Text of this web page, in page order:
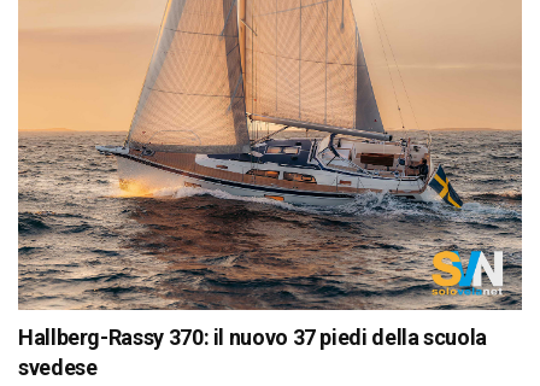
Hallberg-Rassy 370: il nuovo 37 piedi della scuola
svedese